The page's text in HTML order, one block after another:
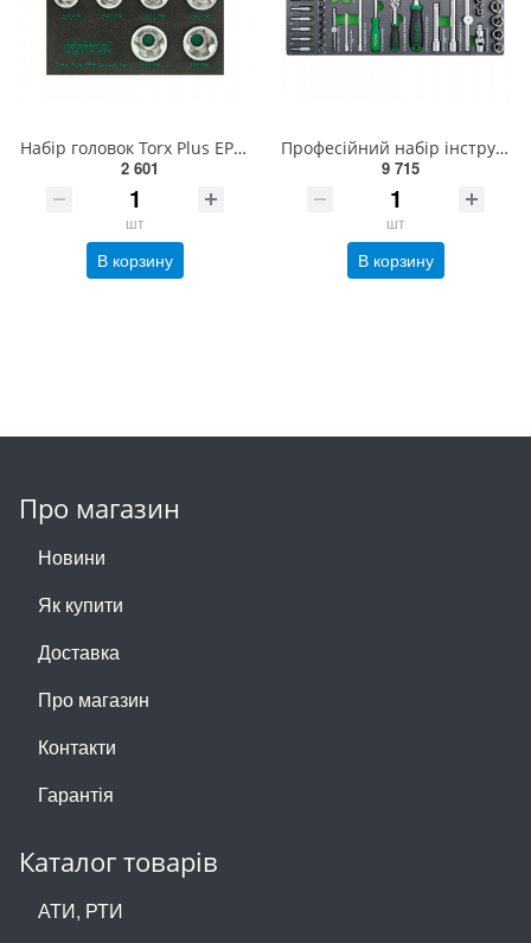
Набір головок Torx Plus EPR 1/4"&amp;3/8"&amp;1/2" 6EPR-32EPR 16ед. TOPTUL GABF1601
2 601
шт
В корзину
Професійний набір інструменту в ложементі 1/4", 1/2" 111ед. TOPTUL GEDB117
9 715
шт
В корзину
Про магазин
Новини
Як купити
Доставка
Про магазин
Контакти
Гарантія
Каталог товарів
АТИ, РТИ